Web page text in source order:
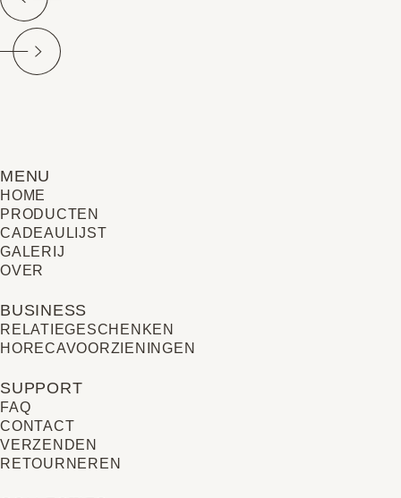
MENU
HOME
PRODUCTEN
CADEAULIJST
GALERIJ
OVER
BUSINESS
RELATIE­GESCHENKEN
HORECAVOORZIENINGEN
SUPPORT
FAQ
CONTACT
VERZENDEN
RETOURNEREN